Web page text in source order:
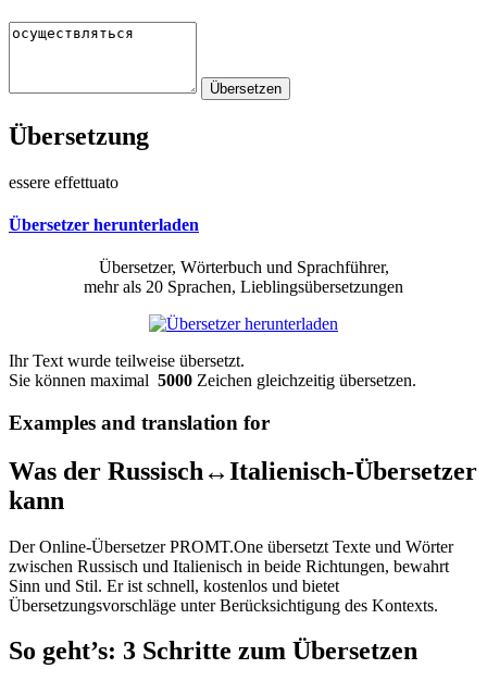
Übersetzung
essere effettuato
Übersetzer herunterladen
Übersetzer, Wörterbuch und Sprachführer,
mehr als 20 Sprachen, Lieblingsübersetzungen
Ihr Text wurde teilweise übersetzt.
Sie können maximal 5000 Zeichen gleichzeitig übersetzen.
Examples and translation for
Was der Russisch↔Italienisch-Übersetzer
kann
Der Online-Übersetzer PROMT.One übersetzt Texte und Wörter
zwischen Russisch und Italienisch in beide Richtungen, bewahrt
Sinn und Stil. Er ist schnell, kostenlos und bietet
Übersetzungsvorschläge unter Berücksichtigung des Kontexts.
So geht’s: 3 Schritte zum Übersetzen